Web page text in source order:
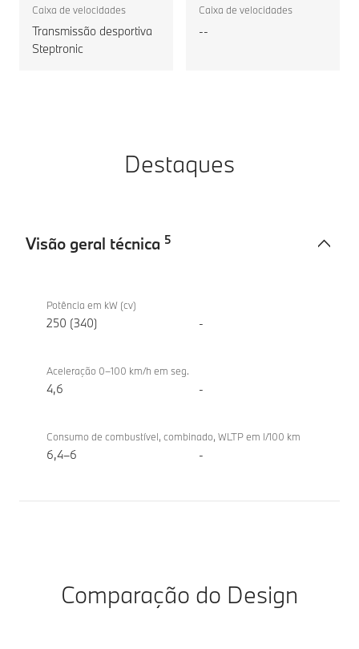
Caixa de velocidades
Transmissão desportiva
Steptronic
Caixa de velocidades
--
Destaques
Visão geral técnica 5
geral
técnica
M340d
xDrive
Potência em kW (cv)
250 (340) -
Aceleração 0–100 km/h em seg.
4,6 -
Consumo de combustível, combinado, WLTP em l/100 km
6,4–6 -
Comparação do Design